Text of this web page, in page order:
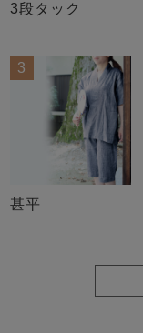
3段タック
3
甚平